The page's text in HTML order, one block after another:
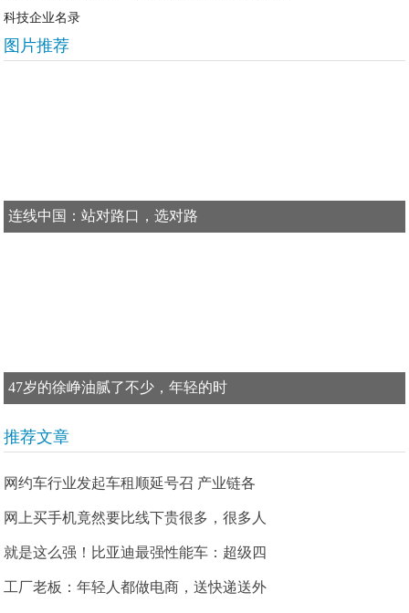
科技企业名录
图片推荐
连线中国：站对路口，选对路
47岁的徐峥油腻了不少，年轻的时
推荐文章
网约车行业发起车租顺延号召 产业链各
网上买手机竟然要比线下贵很多，很多人
就是这么强！比亚迪最强性能车：超级四
工厂老板：年轻人都做电商，送快递送外